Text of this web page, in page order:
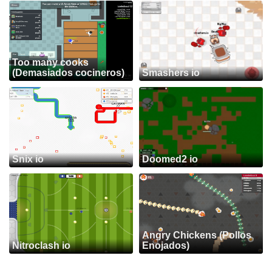
Too many cooks
(Demasiados cocineros)
Smashers io
Snix io Doomed2 io
Nitroclash io
Angry Chickens (Pollos
Enojados)